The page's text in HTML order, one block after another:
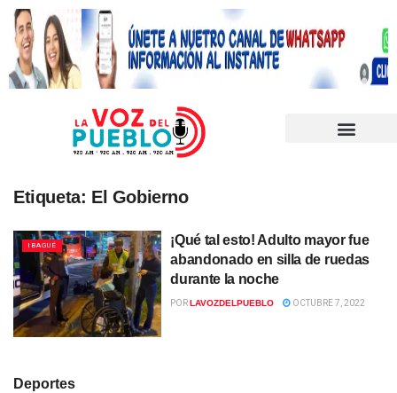
Etiqueta: El Gobierno
IBAGUÉ
¡Qué tal esto! Adulto mayor fue
abandonado en silla de ruedas
durante la noche
PORLAVOZDELPUEBLO OCTUBRE 7, 2022
Deportes